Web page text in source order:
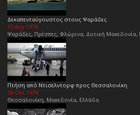
Δεκαπενταύγουστος στους Ψαράδες
15 Αυγ 1979
Ψαράδες, Πρέσπες, Φλώρινα, Δυτική Μακεδονία,
Πτήση από Ντισελντορφ προς Θεσσαλονίκη
24 Οκτ 1974
Θεσσαλονίκη, Μακεδονία, Ελλάδα